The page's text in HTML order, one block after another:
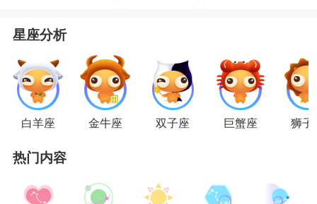
星座乐原创文章，转载需注明出处
星座分析
白羊座 金牛座 双子座 巨蟹座 狮子
热门内容